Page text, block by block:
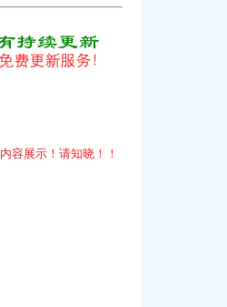
内容展示 ！ 请知晓 ！ ！